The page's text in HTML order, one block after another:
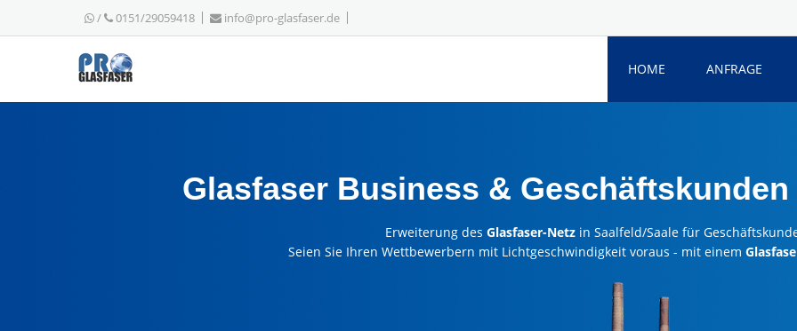
/ 0151/29059418 info@pro-glasfaser.de
HOME ANFRAGE
Glasfaser Business & Geschäftskunden
Erweiterung des Glasfaser-Netzin Saalfeld/Saale für
Seien Sie Ihren Wettbewerbern mit Lichtgeschwindigkeit voraus - mit einem